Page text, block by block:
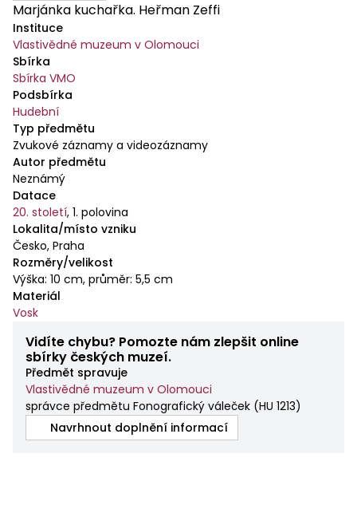
Marjánka kuchařka. Heřman Zeffi
Instituce
Vlastivědné muzeum v Olomouci
Sbírka
Sbírka VMO
Podsbírka
Hudební
Typ předmětu
Zvukové záznamy a videozáznamy
Autor předmětu
Neznámý
Datace
20. století, 1. polovina
Lokalita/místo vzniku
Česko, Praha
Rozměry/velikost
Výška: 10 cm, průměr: 5,5 cm
Materiál
Vosk
Vidíte chybu? Pomozte nám zlepšit online
sbírky českých muzeí.
Předmět spravuje
Vlastivědné muzeum v Olomouci
správce předmětu Fonografický váleček (HU 1213)
Navrhnout doplnění informací